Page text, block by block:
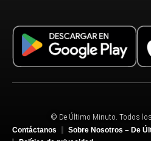
© De Último Minuto. Todos
Contáctanos
Sobre Nosotros – De